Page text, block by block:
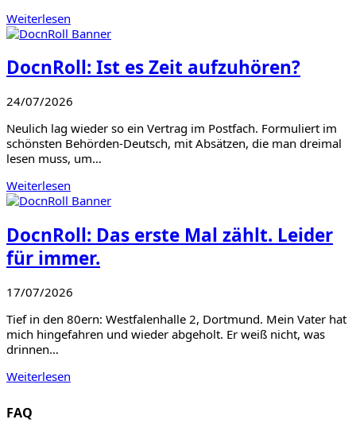
Weiterlesen
DocnRoll: Ist es Zeit aufzuhören?
24/07/2026
Neulich lag wieder so ein Vertrag im Postfach. Formuliert im
schönsten Behörden-Deutsch, mit Absätzen, die man dreimal
lesen muss, um…
Weiterlesen
DocnRoll: Das erste Mal zählt. Leider
für immer.
17/07/2026
Tief in den 80ern: Westfalenhalle 2, Dortmund. Mein Vater hat
mich hingefahren und wieder abgeholt. Er weiß nicht, was
drinnen…
Weiterlesen
FAQ